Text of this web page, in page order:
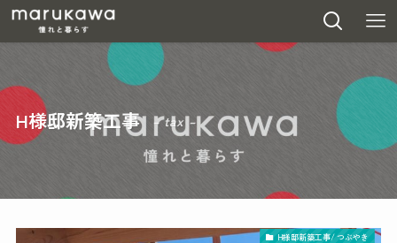
H様邸新築工事 – tax –
H様邸新築工事/ つぶやき